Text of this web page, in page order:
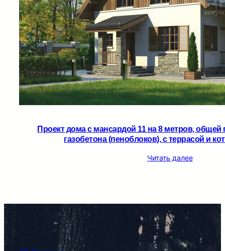
Проект дома с мансардой 11 на 8 метров,
газобетона (пеноблоков), c террасой и
Читать далее